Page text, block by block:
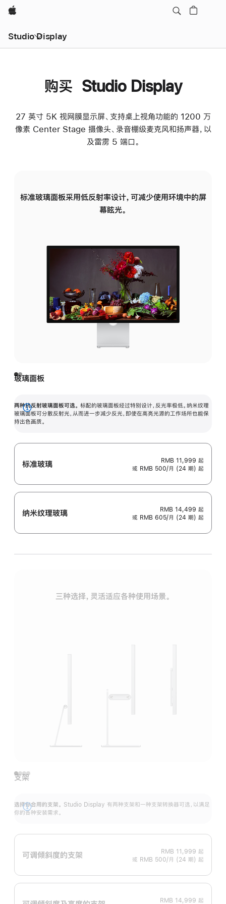
Apple
Studio Display
购买 Studio Display
27 英寸 5K 视网膜显示屏、支持桌上视角功能的 1200 万
像素 Center Stage 摄像头、录音棚级麦克风和扬声器，以
及雷雳 5 端口。
标准玻璃面板采用低反射率设计，可减少使用环境中的屏
幕眩光。
玻璃面板
两种抗反射玻璃面板可选。 标配的玻璃面板经过特别设计，反光率极低。纳米纹理
玻璃面板可分散反射光，从而进一步减少反光，即使在高亮光源的工作场所也能保
持出色画质。
展
开
标准玻璃 RMB 11,999 起
或 RMB 500/月 (24 期) 起
纳米纹理玻璃 RMB 14,499 起
或 RMB 605/月 (24 期) 起
三种选择，灵活适应各种使用场景。
支架
选择你合用的支架。 Studio Display 有两种支架和一种支架转换器可选，以满足
你的各种安装需求。
展
可调倾斜度的支架 RMB 11,999 起
或 RMB 500/月 (24 期) 起
RMB 14,999 起